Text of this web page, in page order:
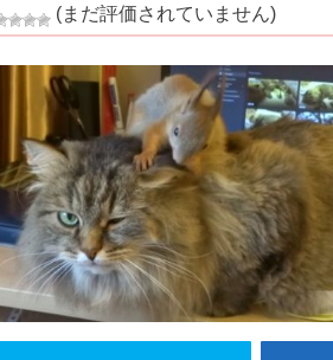
(まだ評価されていません)